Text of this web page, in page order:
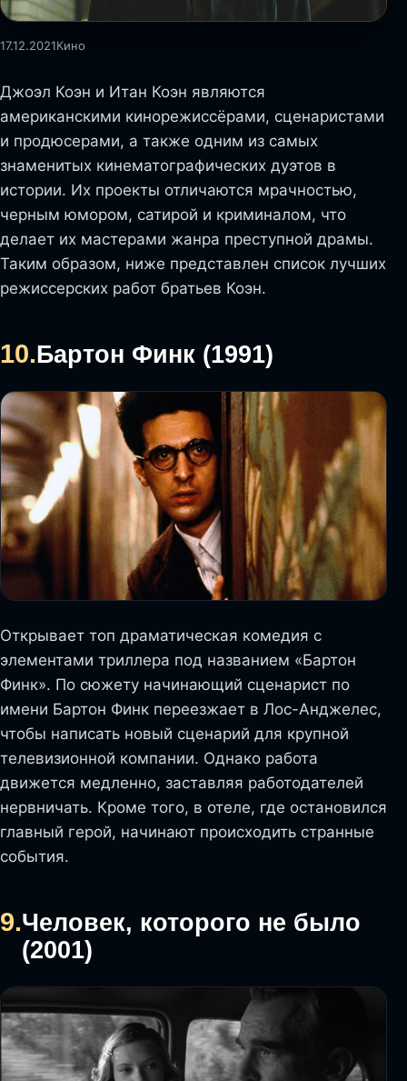
17.12.2021Кино
Джоэл Коэн и Итан Коэн являются
американскими кинорежиссёрами, сценаристами
и продюсерами, а также одним из самых
знаменитых кинематографических дуэтов в
истории. Их проекты отличаются мрачностью,
черным юмором, сатирой и криминалом, что
делает их мастерами жанра преступной драмы.
Таким образом, ниже представлен список лучших
режиссерских работ братьев Коэн.
10.Бартон Финк (1991)
Открывает топ драматическая комедия с
элементами триллера под названием «Бартон
Финк». По сюжету начинающий сценарист по
имени Бартон Финк переезжает в Лос-Анджелес,
чтобы написать новый сценарий для крупной
телевизионной компании. Однако работа
движется медленно, заставляя работодателей
нервничать. Кроме того, в отеле, где остановился
главный герой, начинают происходить странные
события.
9.Человек, которого не было
(2001)